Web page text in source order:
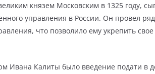
князем Московским в 1325 году,
управления в России. Он провел
что позволило ему укрепить
Ивана Калиты было введение подати в